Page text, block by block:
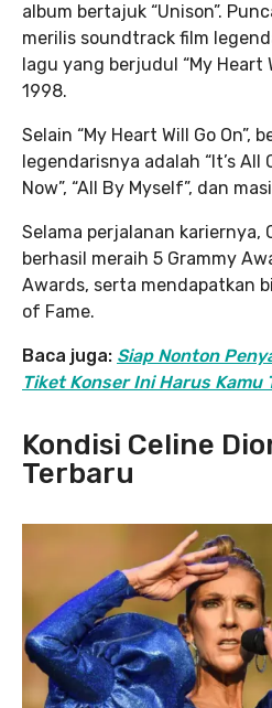
album bertajuk “Unison”.
merilis soundtrack film
lagu yang berjudul “My Heart
1998.
Selain “My Heart Will Go On”,
legendarisnya adalah “It’s All
Now”, “All By Myself”, dan
Selama perjalanan kariernya,
berhasil meraih 5 Grammy
Awards, serta mendapatkan
of Fame.
Baca juga: Siap Nonton
Tiket Konser Ini Harus Kamu
Kondisi Celine
Terbaru